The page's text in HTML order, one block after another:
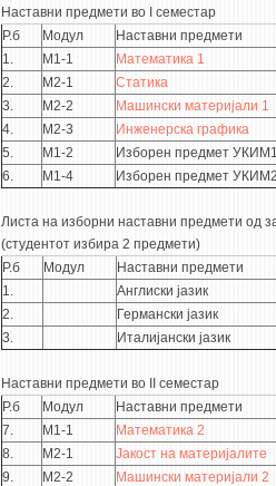
Наставни предмети во I семестар
Р.б
Модул Наставни предмети
1.
М1-1 Математика 1
2.
М2-1 Статика
3.
М2-2 Машински материјали 1
4.
М2-3 Инженерска графика
5.
М1-2 Изборен предмет УКИМ1
6.
М1-4 Изборен предмет УКИМ2
Листа на изборни наставни предмети од
(студентот избира 2 предмети)
Р.б
Модул Наставни предмети
1.
Англиски јазик
2.
Германски јазик
3.
Италијански јазик
Наставни предмети во II семестар
Р.б
Модул Наставни предмети
7.
М1-1 Математика 2
8.
М2-1 Јакост на материјалите
9.
М2-2 Машински материјали 2